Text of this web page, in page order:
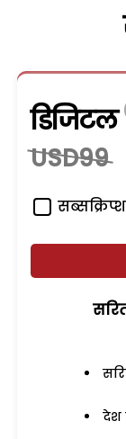
डिजिटल
USD99
देश